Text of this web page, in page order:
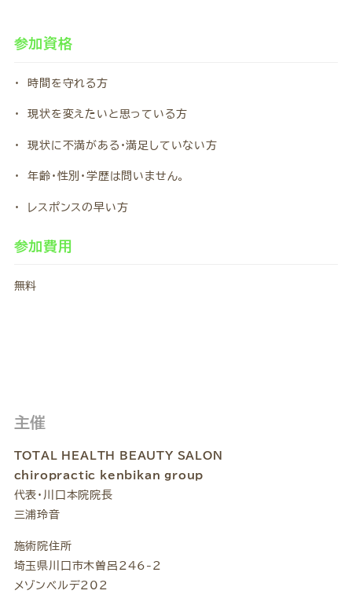
参加資格
・ 時間を守れる方
・ 現状を変えたいと思っている方
・ 現状に不満がある・満足していない方
・ 年齢・性別・学歴は問いません。
・ レスポンスの早い方
参加費用
無料
主催
TOTAL HEALTH BEAUTY SALON
chiropractic kenbikan group
代表・川口本院院長
三浦玲音
施術院住所
埼玉県川口市木曽呂246-2
メゾンベルデ202